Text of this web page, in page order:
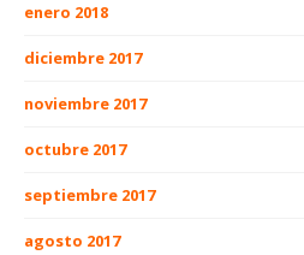
enero 2018
diciembre 2017
noviembre 2017
octubre 2017
septiembre 2017
agosto 2017